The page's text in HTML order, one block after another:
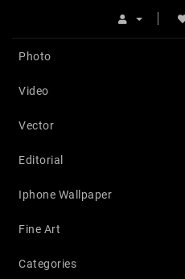
Photo
Video
Vector
Editorial
Iphone Wallpaper
Fine Art
Categories